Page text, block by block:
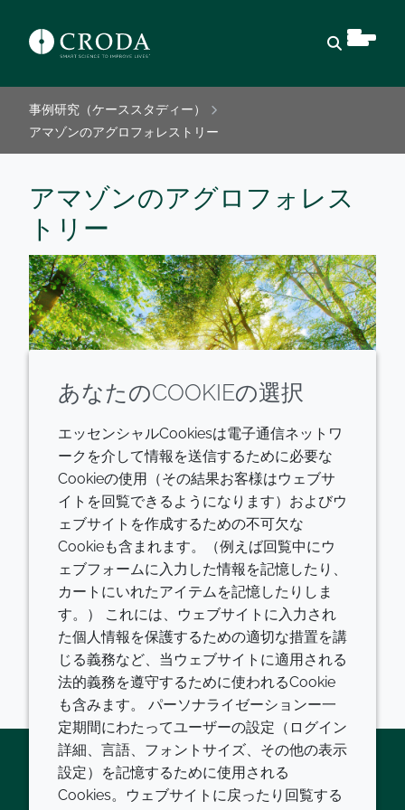
事例研究（ケーススタディー）
アマゾンのアグロフォレストリー
アマゾンのアグロフォレス
トリー
クローダ財団はInstituto Amazonasのアグロフォレス
トリー・プロジェクトを支援しています。このプロジ
ェクトは、先住民部族の伝統的な農耕方式を復活させ
ることにより、食糧安全保障を強化し、彼らの文化遺
産と環境を守ることを目的としています。ブラジルの
アマゾン地域のマットグロッソ州に住む6つの部族の
およそ7,400人を対象に、伝統農法への信頼を育むた
めの教育プログラムを実施します。
Twitter LinkedInYoutube
あなたのCOOKIEの選択
エッセンシャルCookiesは電子通信ネットワ
ークを介して情報を送信するために必要な
Cookieの使用（その結果お客様はウェブサ
イトを回覧できるようになります）およびウ
ェブサイトを作成するための不可欠な
Cookieも含まれます。（例えば回覧中にウ
ェブフォームに入力した情報を記憶したり、
カートにいれたアイテムを記憶したりしま
す。） これには、ウェブサイトに入力され
た個人情報を保護するための適切な措置を講
じる義務など、当ウェブサイトに適用される
法的義務を遵守するために使われるCookie
も含みます。 パーソナライゼーションー一
定期間にわたってユーザーの設定（ログイン
詳細、言語、フォントサイズ、その他の表示
設定）を記憶するために使用される
Cookies。ウェブサイトに戻ったり回覧する